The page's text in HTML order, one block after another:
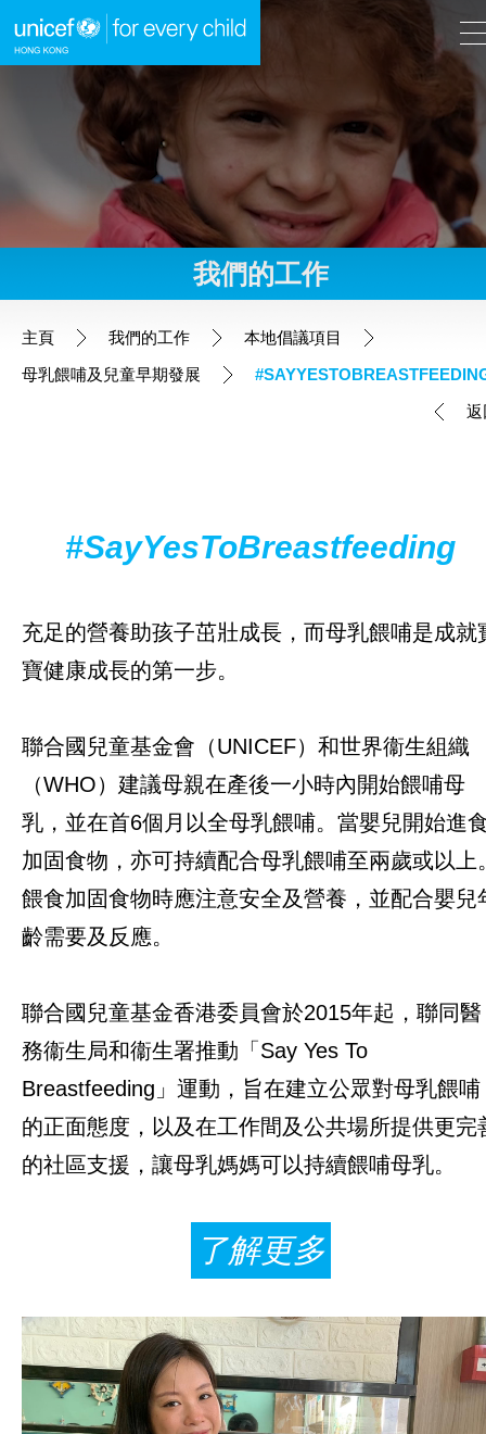
跳到內容（按回車鍵）
A A
我們的工作
本地倡議項目
母乳餵哺及兒童早期發展
本地教育及青年項目
立即行動
工作成果
我們的工作
主頁 我們的工作
本地倡議項目
母乳餵哺及兒童早期發展
返
#SayYesToBreastfeeding
充足的營養助孩子茁壯成長，而母乳餵哺是成就
寶健康成長的第一步。
聯合國兒童基金會（UNICEF）和世界衞生組織
（WHO）建議母親在產後一小時內開始餵哺母
乳，並在首6個月以全母乳餵哺。當嬰兒開始進
加固食物，亦可持續配合母乳餵哺至兩歲或以上
餵食加固食物時應注意安全及營養，並配合嬰兒
齡需要及反應。
聯合國兒童基金香港委員會於2015年起，聯同醫
務衞生局和衞生署推動「Say Yes To
Breastfeeding」運動，旨在建立公眾對母乳餵哺
的正面態度，以及在工作間及公共場所提供更完
的社區支援，讓母乳媽媽可以持續餵哺母乳。
了解更多